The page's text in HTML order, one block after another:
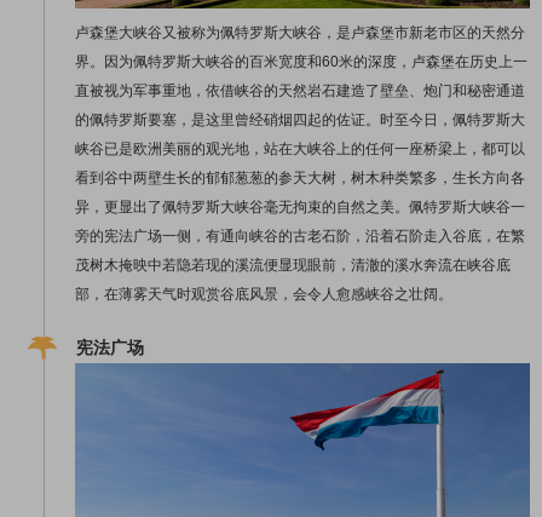
卢森堡大峡谷又被称为佩特罗斯大峡谷，是卢森堡市新老市区的天然分
界。因为佩特罗斯大峡谷的百米宽度和60米的深度，卢森堡在历史上一
直被视为军事重地，依借峡谷的天然岩石建造了壁垒、炮门和秘密通道
的佩特罗斯要塞，是这里曾经硝烟四起的佐证。时至今日，佩特罗斯大
峡谷已是欧洲美丽的观光地，站在大峡谷上的任何一座桥梁上，都可以
看到谷中两壁生长的郁郁葱葱的参天大树，树木种类繁多，生长方向各
异，更显出了佩特罗斯大峡谷毫无拘束的自然之美。佩特罗斯大峡谷一
旁的宪法广场一侧，有通向峡谷的古老石阶，沿着石阶走入谷底，在繁
茂树木掩映中若隐若现的溪流便显现眼前，清澈的溪水奔流在峡谷底
部，在薄雾天气时观赏谷底风景，会令人愈感峡谷之壮阔。
宪法广场